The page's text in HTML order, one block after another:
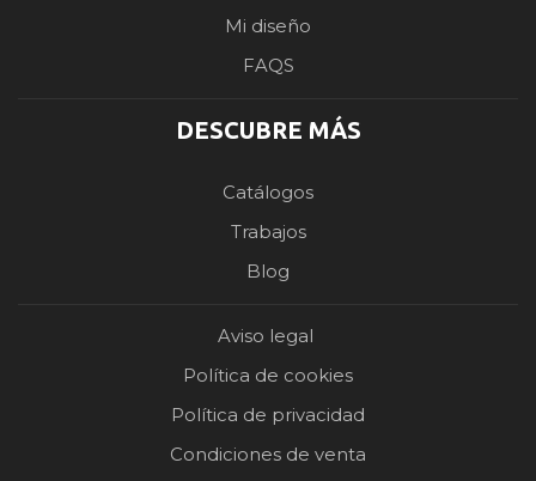
Mi diseño
FAQS
DESCUBRE MÁS
Catálogos
Trabajos
Blog
Aviso legal
Política de cookies
Política de privacidad
Condiciones de venta